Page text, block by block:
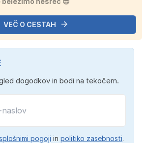
VEČ O CESTAH
dogodkov in bodi na tekočem.
pogoji in politiko zasebnosti.